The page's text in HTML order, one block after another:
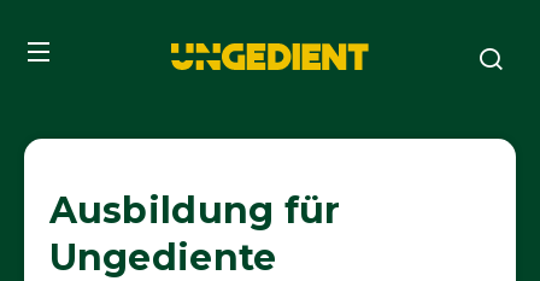
Ausbildung für
Ungediente